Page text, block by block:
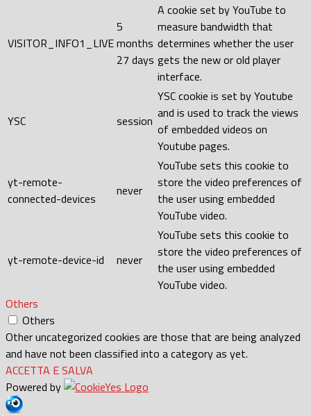
VISITOR_INFO1_LIVE
5
months
27 days
A cookie set by YouTube to
measure bandwidth that
determines whether the user
gets the new or old player
interface.
YSC session
YSC cookie is set by Youtube
and is used to track the views
of embedded videos on
Youtube pages.
yt-remote-
connected-devices
never
YouTube sets this cookie to
store the video preferences of
the user using embedded
YouTube video.
yt-remote-device-id never
YouTube sets this cookie to
store the video preferences of
the user using embedded
YouTube video.
Others
Others
Other uncategorized cookies are those that are being analyzed
and have not been classified into a category as yet.
ACCETTA E SALVA
Powered by